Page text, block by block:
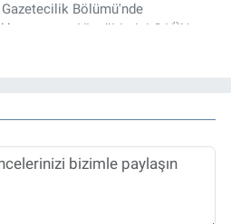
Bölümü'nde
sonra, YL eğitimini GAÜN
Enstitüsü'nde İletişim ve T. D.
ve Ekonomi Editörü olarak